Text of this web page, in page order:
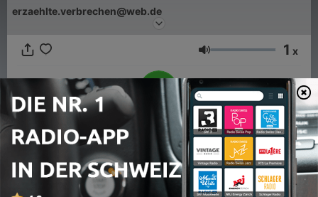
erzaehlte.verbrechen@web.de
Lautstärke 1 x
00:00
Folgen